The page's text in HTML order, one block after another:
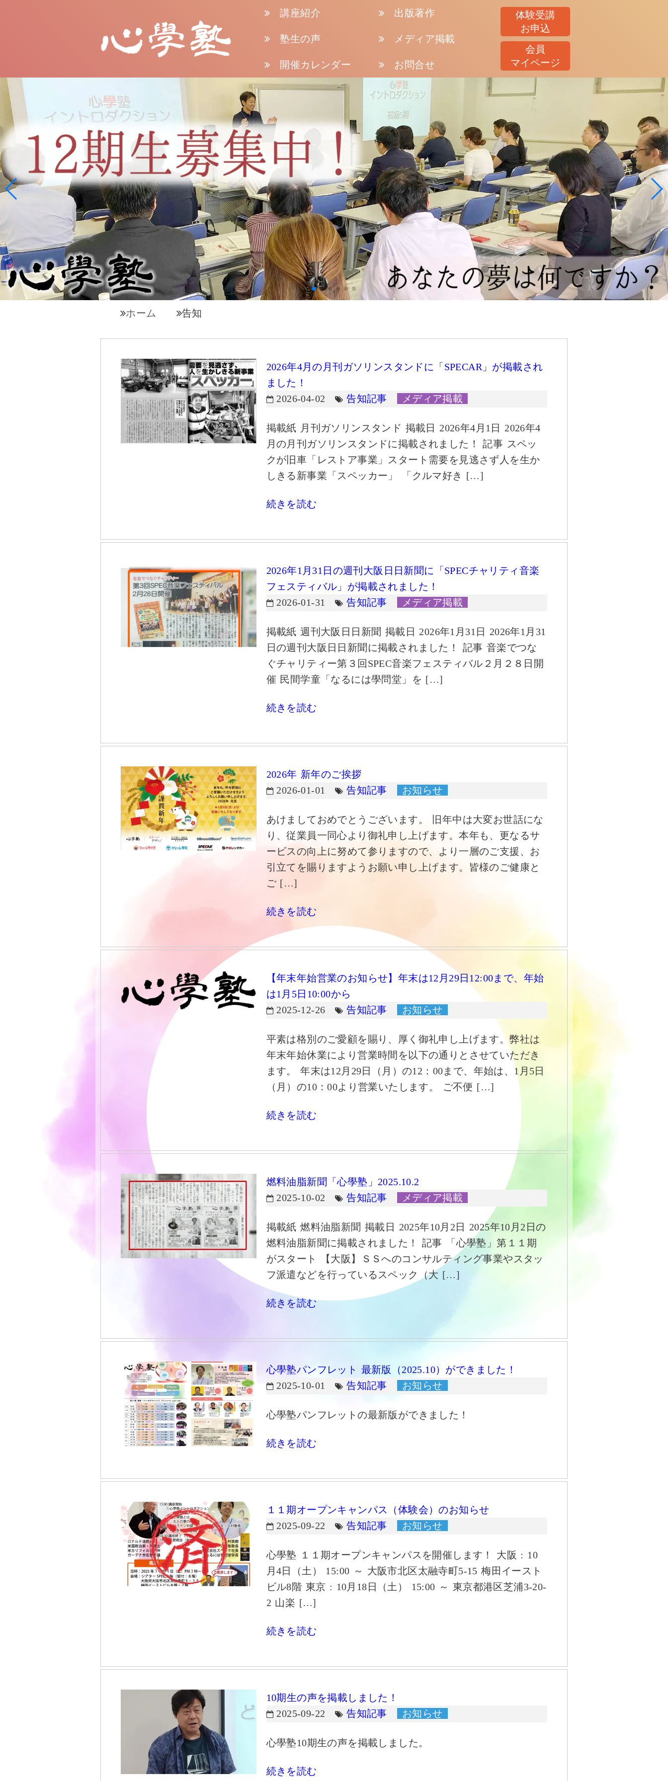
講座紹介 出版著作
塾生の声 メディア掲載
開催カレンダー お問合せ
体験受講
お申込
会員
マイページ
ホーム 告知
2026年4月の月刊ガソリンスタンドに「SPECAR」が掲載され
ました！
2026-04-02
告知記事 メディア掲載
掲載紙 月刊ガソリンスタンド 掲載日 2026年4月1日 2026年4
月の月刊ガソリンスタンドに掲載されました！ 記事 スペッ
クが旧車「レストア事業」スタート需要を見逃さず人を生か
しきる新事業「スペッカー」 「クルマ好き […]
続きを読む
2026年1月31日の週刊大阪日日新聞に「SPECチャリティ音楽
フェスティバル」が掲載されました！
2026-01-31
告知記事 メディア掲載
掲載紙 週刊大阪日日新聞 掲載日 2026年1月31日 2026年1月31
日の週刊大阪日日新聞に掲載されました！ 記事 音楽でつな
ぐチャリティー第３回SPEC音楽フェスティバル２月２８日開
催 民間学童「なるには學問堂」を […]
続きを読む
2026年 新年のご挨拶
2026-01-01
告知記事 お知らせ
あけましておめでとうございます。 旧年中は大変お世話にな
り、従業員一同心より御礼申し上げます。本年も、更なるサ
ービスの向上に努めて参りますので、より一層のご支援、お
引立てを賜りますようお願い申し上げます。皆様のご健康と
ご […]
続きを読む
【年末年始営業のお知らせ】年末は12月29日12:00まで、年始
は1月5日10:00から
2025-12-26
告知記事 お知らせ
平素は格別のご愛顧を賜り、厚く御礼申し上げます。弊社は
年末年始休業により営業時間を以下の通りとさせていただき
ます。 年末は12月29日（月）の12：00まで、年始は、1月5日
（月）の10：00より営業いたします。 ご不便 […]
続きを読む
燃料油脂新聞「心學塾」2025.10.2
2025-10-02
告知記事 メディア掲載
掲載紙 燃料油脂新聞 掲載日 2025年10月2日 2025年10月2日の
燃料油脂新聞に掲載されました！ 記事 「心學塾」第１１期
がスタート 【大阪】ＳＳへのコンサルティング事業やスタッ
フ派遣などを行っているスペック（大 […]
続きを読む
心學塾パンフレット 最新版（2025.10）ができました！
2025-10-01
告知記事 お知らせ
心學塾パンフレットの最新版ができました！
続きを読む
１１期オープンキャンパス（体験会）のお知らせ
2025-09-22
告知記事 お知らせ
心學塾 １１期オープンキャンパスを開催します！ 大阪 : 10
月4日（土） 15:00 ～ 大阪市北区太融寺町5-15 梅田イースト
ビル8階 東京 : 10月18日（土） 15:00 ～ 東京都港区芝浦3-20-
2 山楽 […]
続きを読む
10期生の声を掲載しました！
2025-09-22
告知記事 お知らせ
心學塾10期生の声を掲載しました。
続きを読む